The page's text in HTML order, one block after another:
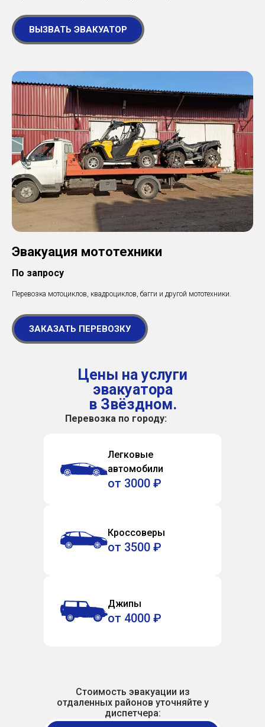
ВЫЗВАТЬ ЭВАКУАТОР
Эвакуация мототехники
По запросу
Перевозка мотоциклов, квадроциклов, багги и другой мототехники.
ЗАКАЗАТЬ ПЕРЕВОЗКУ
Легковые
автомобили
от 3000 ₽
Кроссоверы
от 3500 ₽
Джипы
от 4000 ₽
Цены на услуги
эвакуатора
в Звёздном.
Перевозка по городу:
Стоимость эвакуации из
отдаленных районов уточняйте у
диспетчера: